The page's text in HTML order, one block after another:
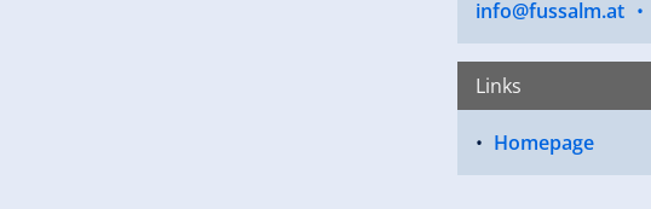
info@fussalm.at •
Links
Homepage